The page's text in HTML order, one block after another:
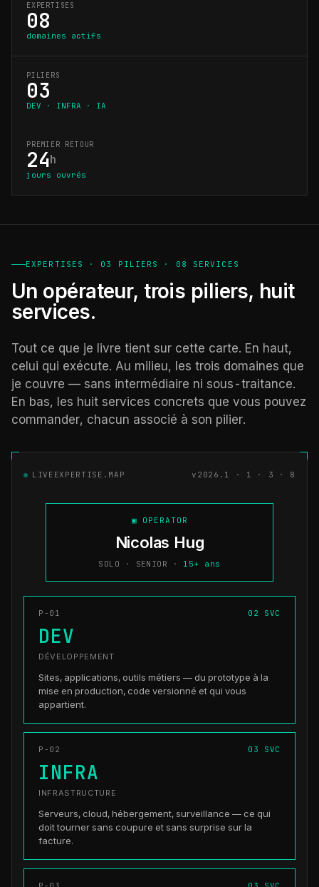
EXPERTISES
08
domaines actifs
PILIERS
03
DEV · INFRA · IA
PREMIER RETOUR
24h
jours ouvrés
EXPERTISES · 03 PILIERS · 08 SERVICES
Un opérateur, trois piliers, huit
services.
Tout ce que je livre tient sur cette carte. En haut,
celui qui exécute. Au milieu, les trois domaines que
je couvre — sans intermédiaire ni sous-traitance.
En bas, les huit services concrets que vous pouvez
commander, chacun associé à son pilier.
LIVE EXPERTISE.MAP v2026.1 · 1 · 3 · 8
▣ OPERATOR
Nicolas Hug
SOLO · SENIOR · 15+ ans
P-01 02 SVC
DEV
DÉVELOPPEMENT
Sites, applications, outils métiers — du prototype à la
mise en production, code versionné et qui vous
appartient.
P-02 03 SVC
INFRA
INFRASTRUCTURE
Serveurs, cloud, hébergement, surveillance — ce qui
doit tourner sans coupure et sans surprise sur la
facture.